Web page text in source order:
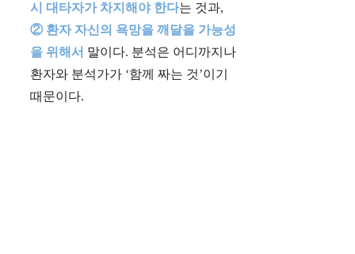
시 대타자가 차지해야 한다는 것과,
② 환자 자신의 욕망을 깨달을 가능성
을 위해서 말이다. 분석은 어디까지나
환자와 분석가가 ‘함께 짜는 것’이기
때문이다.